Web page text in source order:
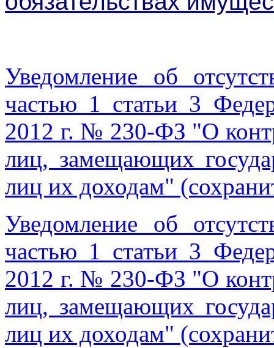
Уведомление об
частью 1 статьи 3
2012 г. № 230-ФЗ "О
лиц, замещающих
лиц их доходам"
Уведомление об
частью 1 статьи 3
2012 г. № 230-ФЗ "О
лиц, замещающих
лиц их доходам"